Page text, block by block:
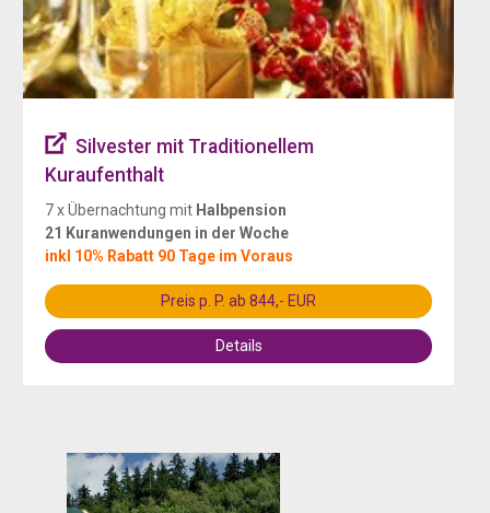
Silvester mit Traditionellem
Kuraufenthalt
7 x Übernachtung mit Halbpension
21 Kuranwendungen in der Woche
inkl 10% Rabatt 90 Tage im Voraus
Preis p. P. ab 844,- EUR
Details